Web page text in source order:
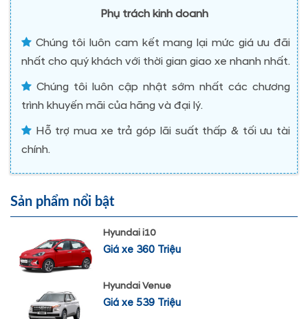
Phụ trách kinh doanh
Chúng tôi luôn cam kết mang lại mức giá ưu đãi
nhất cho quý khách với thời gian giao xe nhanh nhất.
Chúng tôi luôn cập nhật sớm nhất các chương
trình khuyến mãi của hãng và đại lý.
Hỗ trợ mua xe trả góp lãi suất thấp & tối ưu tài
chính.
Sản phẩm nổi bật
Hyundai i10
Giá xe 360 Triệu
Hyundai Venue
Giá xe 539 Triệu